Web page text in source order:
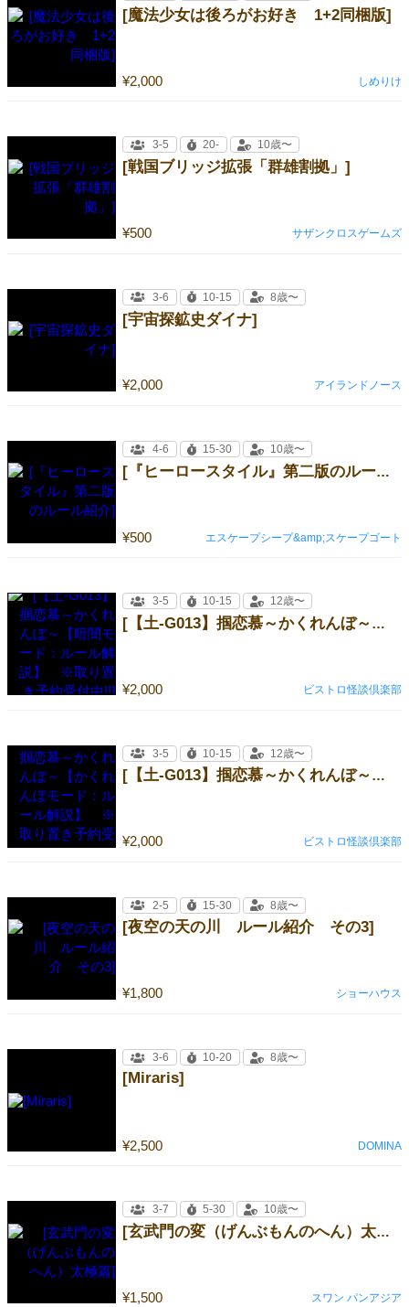
[魔法少女は後ろがお好き 1+2同梱版]
¥2,000 しめりけ
[戦国ブリッジ拡張「群雄割拠」]
¥500
3-5 20- 10歳〜
サザンクロスゲームズ
[宇宙探鉱史ダイナ]
¥2,000
3-6 10-15 8歳〜
アイランドノース
[『ヒーロースタイル』第二版のルール紹介]
¥500
4-6 15-30 10歳〜
エスケープシープ&amp;スケープゴート
[【土-G013】掴恋慕～かくれんぼ～【暗闇モード：ルール解説】 ※取り置き予約受付中!!]
¥2,000
3-5 10-15 12歳〜
ビストロ怪談倶楽部
[【土-G013】掴恋慕～かくれんぼ～【かくれんぼモード：ルール解説】 ※取り置き予約受付中!!]
¥2,000
3-5 10-15 12歳〜
ビストロ怪談倶楽部
[夜空の天の川 ルール紹介 その3]
¥1,800
2-5 15-30 8歳〜
ショーハウス
[Miraris]
¥2,500
3-6 10-20 8歳〜
DOMINA
[玄武門の変（げんぶもんのへん）太極篇]
¥1,500
3-7 5-30 10歳〜
スワン パンアジア